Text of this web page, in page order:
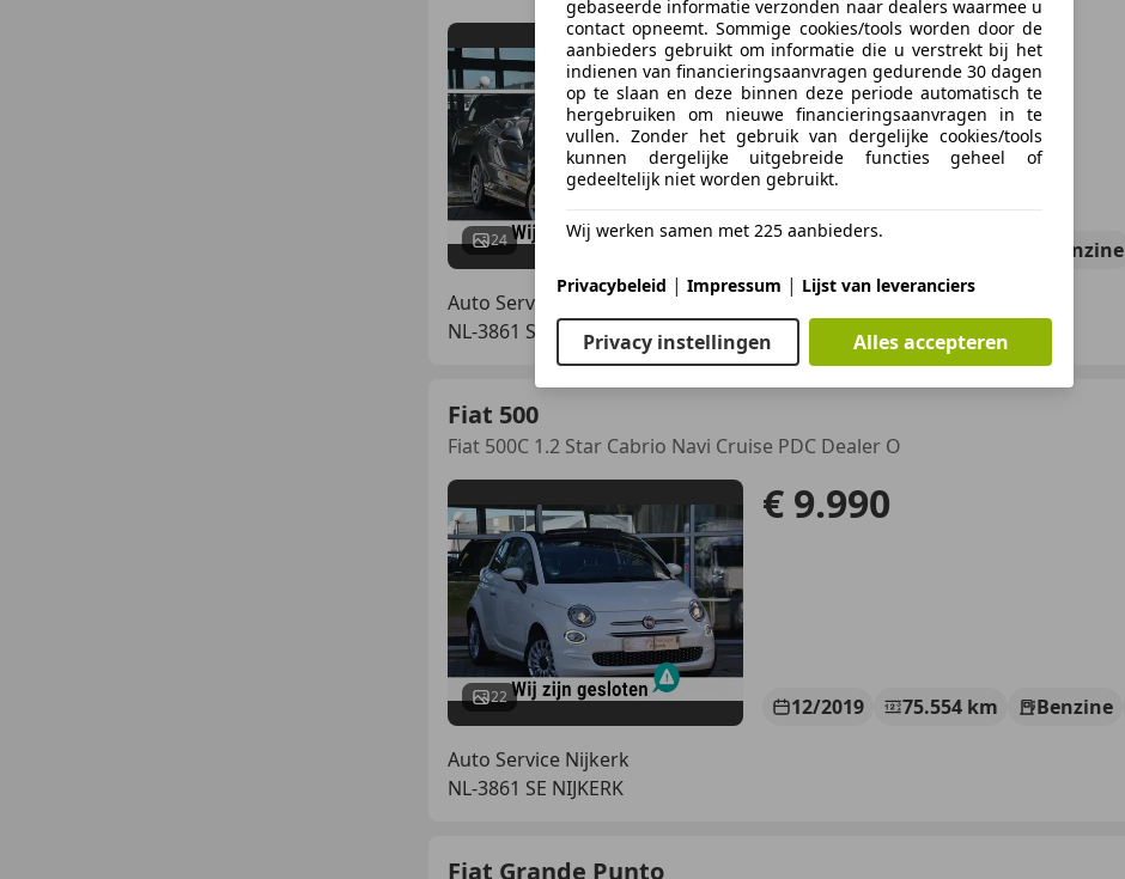
24
€ 1.845
Benzine
Auto Service Nijkerk
NL-3861 SE NIJKERK
Fiat 500
Fiat 500C 1.2 Star Cabrio Navi Cruise PDC Dealer O
22
€ 9.990
12/2019 75.554 km Benzine
Auto Service Nijkerk
NL-3861 SE NIJKERK
Fiat Grande Punto
gebaseerde informatie verzonden naar dealers waarmee u
contact opneemt. Sommige cookies/tools worden door de
aanbieders gebruikt om informatie die u verstrekt bij het
indienen van financieringsaanvragen gedurende 30 dagen
op te slaan en deze binnen deze periode automatisch te
hergebruiken om nieuwe financieringsaanvragen in te
vullen. Zonder het gebruik van dergelijke cookies/tools
kunnen dergelijke uitgebreide functies geheel of
gedeeltelijk niet worden gebruikt.
Wij werken samen met 225 aanbieders.
Privacybeleid | Impressum | Lijst van leveranciers
Privacy instellingen Alles accepteren